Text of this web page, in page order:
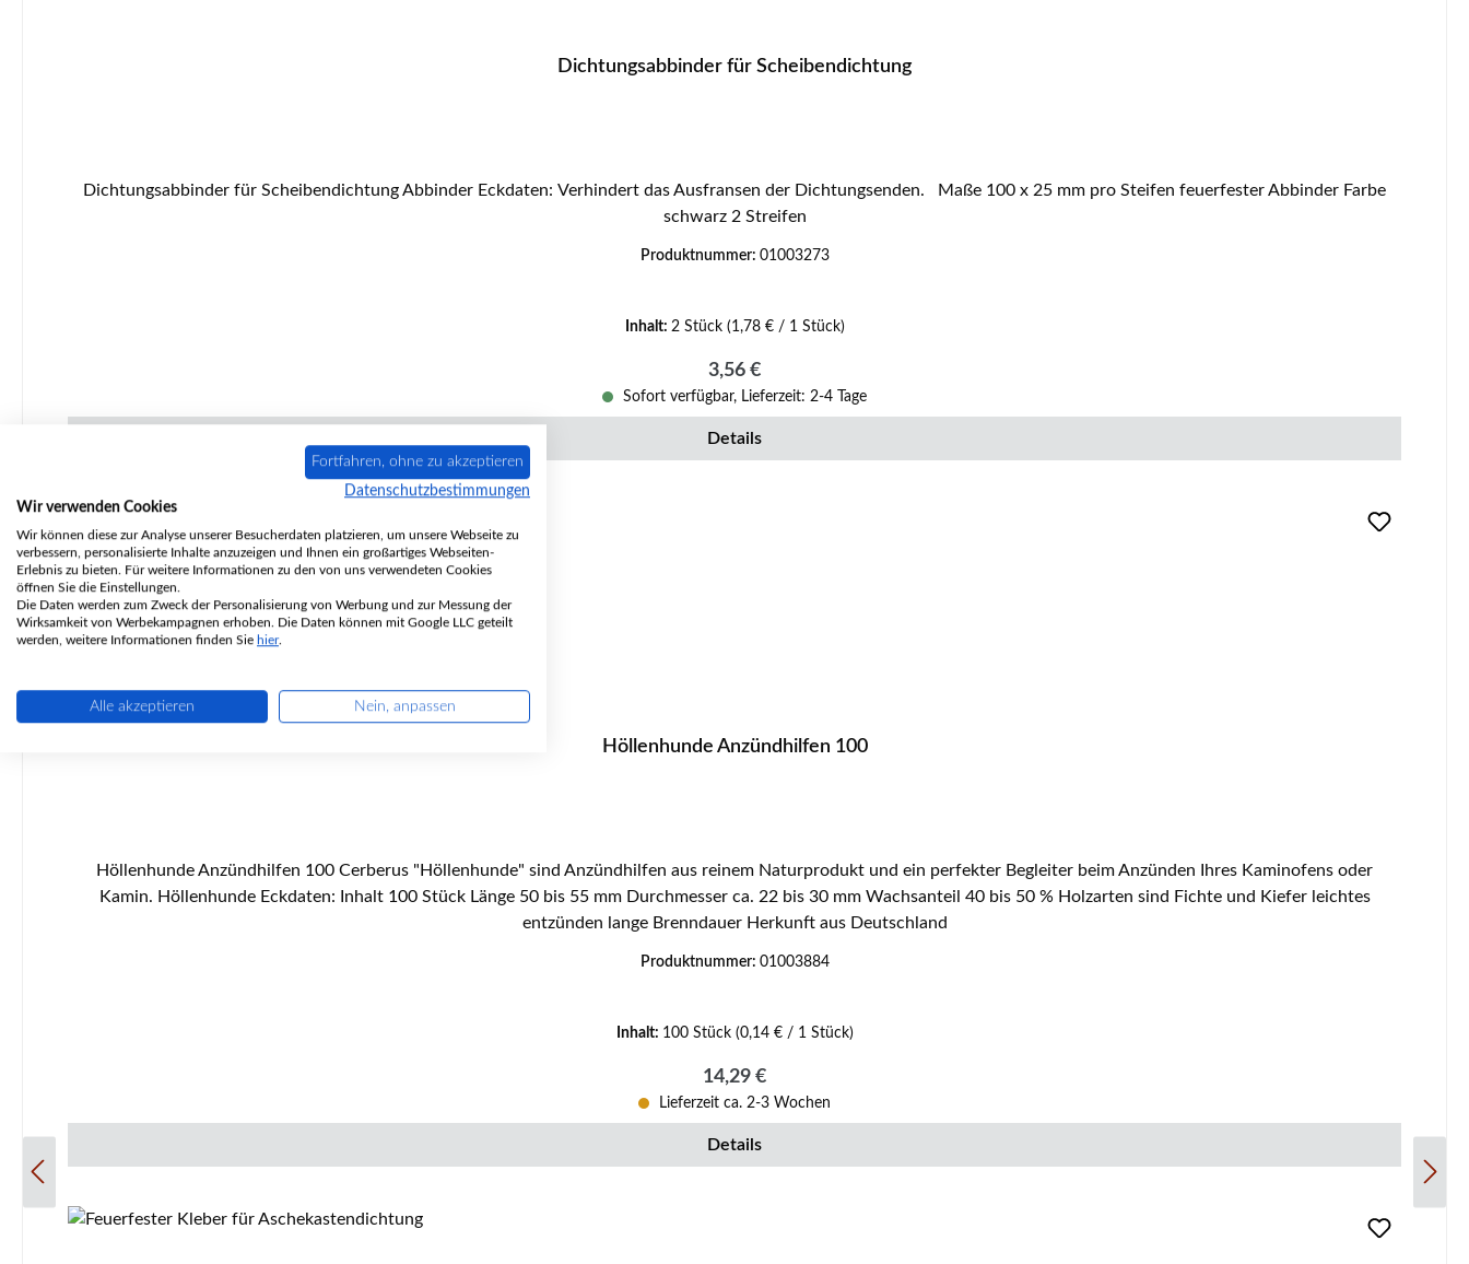
Dichtungsabbinder für Scheibendichtung
Dichtungsabbinder für Scheibendichtung Abbinder Eckdaten: Verhindert das Ausfransen der Dichtungsenden. Maße 100 x 25 mm pro Steifen feuerfester Abbinder Farbe
schwarz 2 Streifen
Produktnummer: 01003273
Inhalt: 2 Stück (1,78 € / 1 Stück)
Regulärer Preis:
3,56 €
Sofort verfügbar, Lieferzeit: 2-4 Tage
Details
Höllenhunde Anzündhilfen 100
Höllenhunde Anzündhilfen 100 Cerberus "Höllenhunde" sind Anzündhilfen aus reinem Naturprodukt und ein perfekter Begleiter beim Anzünden Ihres Kaminofens oder
Kamin. Höllenhunde Eckdaten: Inhalt 100 Stück Länge 50 bis 55 mm Durchmesser ca. 22 bis 30 mm Wachsanteil 40 bis 50 % Holzarten sind Fichte und Kiefer leichtes
entzünden lange Brenndauer Herkunft aus Deutschland
Produktnummer: 01003884
Inhalt: 100 Stück (0,14 € / 1 Stück)
Regulärer Preis:
14,29 €
Lieferzeit ca. 2-3 Wochen
Details
Fortfahren, ohne zu akzeptieren
Datenschutzbestimmungen
Wir verwenden Cookies
Wir können diese zur Analyse unserer Besucherdaten platzieren, um unsere Webseite zu
verbessern, personalisierte Inhalte anzuzeigen und Ihnen ein großartiges Webseiten-
Erlebnis zu bieten. Für weitere Informationen zu den von uns verwendeten Cookies
öffnen Sie die Einstellungen.
Die Daten werden zum Zweck der Personalisierung von Werbung und zur Messung der
Wirksamkeit von Werbekampagnen erhoben. Die Daten können mit Google LLC geteilt
werden, weitere Informationen finden Sie hier.
Alle akzeptieren Nein, anpassen